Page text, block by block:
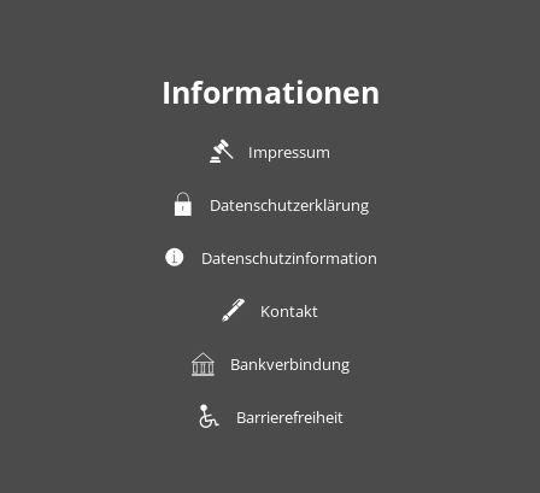
Informationen
Impressum
Datenschutzerklärung
Datenschutzinformation
Kontakt
Bankverbindung
Barrierefreiheit